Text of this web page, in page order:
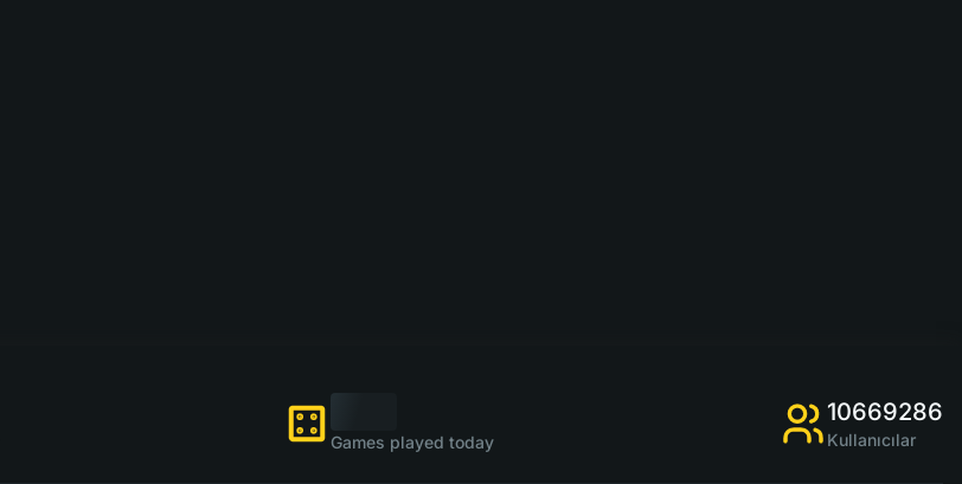
Games played today
10669286
Kullanıcılar